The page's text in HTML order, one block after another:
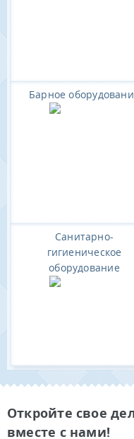
Барное
Санитарно-
гигиеническое
оборудование
Откройте свое
вместе с нами!